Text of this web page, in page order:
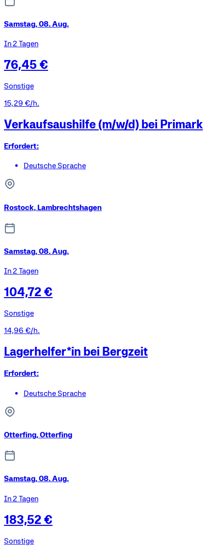
Samstag, 08. Aug.
In 2 Tagen
76,45 €
Sonstige
15,29 €/h.
Verkaufsaushilfe (m/w/d) bei Primark
Erfordert:
Deutsche Sprache
Rostock, Lambrechtshagen
Samstag, 08. Aug.
In 2 Tagen
104,72 €
Sonstige
14,96 €/h.
Lagerhelfer*in bei Bergzeit
Erfordert:
Deutsche Sprache
Otterfing, Otterfing
Samstag, 08. Aug.
In 2 Tagen
183,52 €
Sonstige